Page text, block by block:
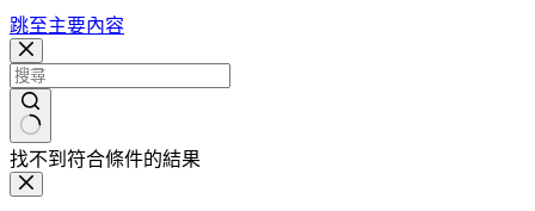
跳至主要內容
找不到符合條件的結果